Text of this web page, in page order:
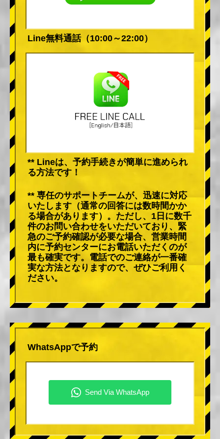
Line無料通話（10:00～22:00）
** Lineは、予約手続きが簡単に進められ
る方法です！
** 専任のサポートチームが、迅速に対応
いたします（通常の回答には数時間かか
る場合があります）。ただし、1日に数千
件のお問い合わせをいただいており、緊
急のご予約確認が必要な場合、営業時間
内に予約センターにお電話いただくのが
最も確実です。電話でのご連絡が一番確
実な方法となりますので、ぜひご利用く
ださい。
WhatsAppで予約